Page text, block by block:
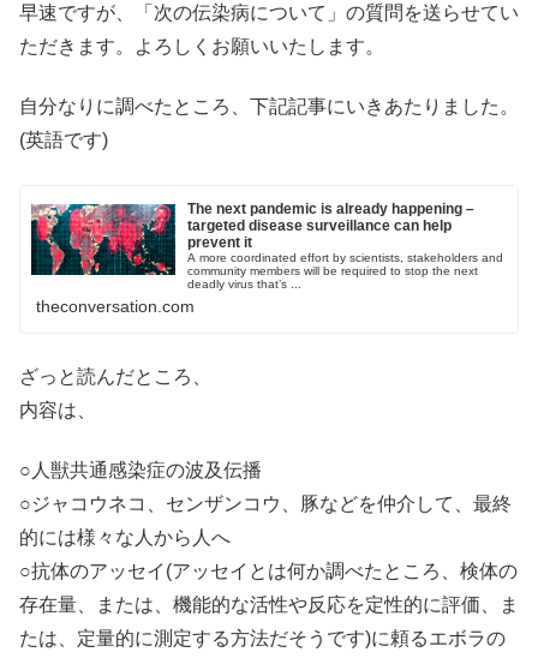
早速ですが、「次の伝染病について」の質問を送らせてい
ただきます。よろしくお願いいたします。
自分なりに調べたところ、下記記事にいきあたりました。
(英語です)
The next pandemic is already happening –
targeted disease surveillance can help
prevent it
A more coordinated effort by scientists, stakeholders and
community members will be required to stop the next
deadly virus that’s ...
theconversation.com
ざっと読んだところ、
内容は、
○人獣共通感染症の波及伝播
○ジャコウネコ、センザンコウ、豚などを仲介して、最終
的には様々な人から人へ
○抗体のアッセイ(アッセイとは何か調べたところ、検体の
存在量、または、機能的な活性や反応を定性的に評価、ま
たは、定量的に測定する方法だそうです)に頼るエボラの